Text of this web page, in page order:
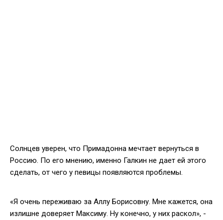
Солнцев уверен, что Примадонна мечтает вернуться в
Россию. По его мнению, именно Галкин не дает ей этого
сделать, от чего у певицы появляются проблемы.
«Я очень переживаю за Аллу Борисовну. Мне кажется, она
излишне доверяет Максиму. Ну конечно, у них раскол», -